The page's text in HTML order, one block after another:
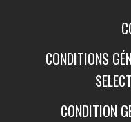
CONDITIONS
CONDITION